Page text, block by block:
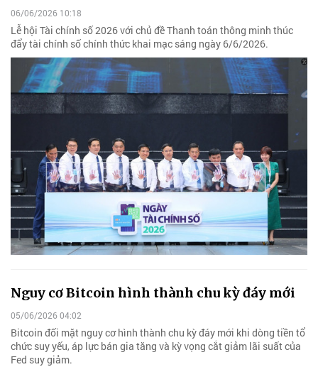
06/06/2026 10:18
Lễ hội Tài chính số 2026 với chủ đề Thanh toán thông minh thúc
đẩy tài chính số chính thức khai mạc sáng ngày 6/6/2026.
Nguy cơ Bitcoin hình thành chu kỳ đáy mới
05/06/2026 04:02
Bitcoin đối mặt nguy cơ hình thành chu kỳ đáy mới khi dòng tiền tổ
chức suy yếu, áp lực bán gia tăng và kỳ vọng cắt giảm lãi suất của
Fed suy giảm.